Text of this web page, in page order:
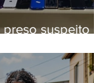
suspeito